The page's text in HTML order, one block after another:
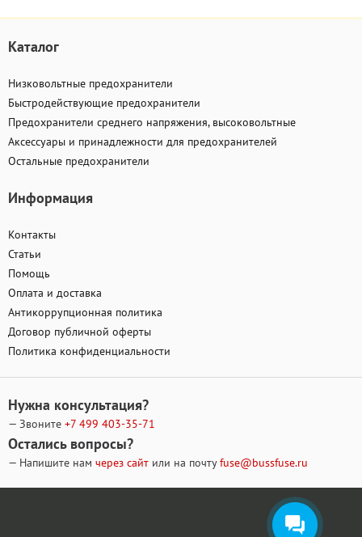
Каталог
Низковольтные предохранители
Быстродействующие предохранители
Предохранители среднего напряжения, высоковольтные
Аксессуары и принадлежности для предохранителей
Остальные предохранители
Информация
Контакты
Статьи
Помощь
Оплата и доставка
Антикоррупционная политика
Договор публичной оферты
Политика конфиденциальности
Нужна консультация?
— Звоните +7 499 403-35-71
Остались вопросы?
— Напишите нам через сайт или на почтуfuse@bussfuse.ru